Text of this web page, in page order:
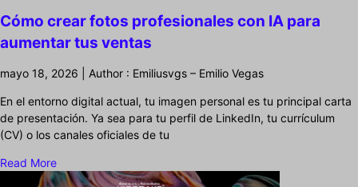
Cómo crear fotos profesionales con IA para
aumentar tus ventas
mayo 18, 2026 | Author : Emiliusvgs – Emilio Vegas
En el entorno digital actual, tu imagen personal es tu principal carta
de presentación. Ya sea para tu perfil de LinkedIn, tu currículum
(CV) o los canales oficiales de tu
Read More